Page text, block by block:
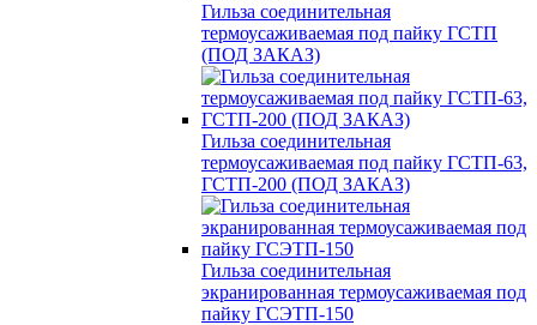
Гильза соединительная
термоусаживаемая под пайку ГСТП
(ПОД ЗАКАЗ)
Гильза соединительная
термоусаживаемая под пайку ГСТП-63,
ГСТП-200 (ПОД ЗАКАЗ)
Гильза соединительная
экранированная термоусаживаемая под
пайку ГСЭТП-150